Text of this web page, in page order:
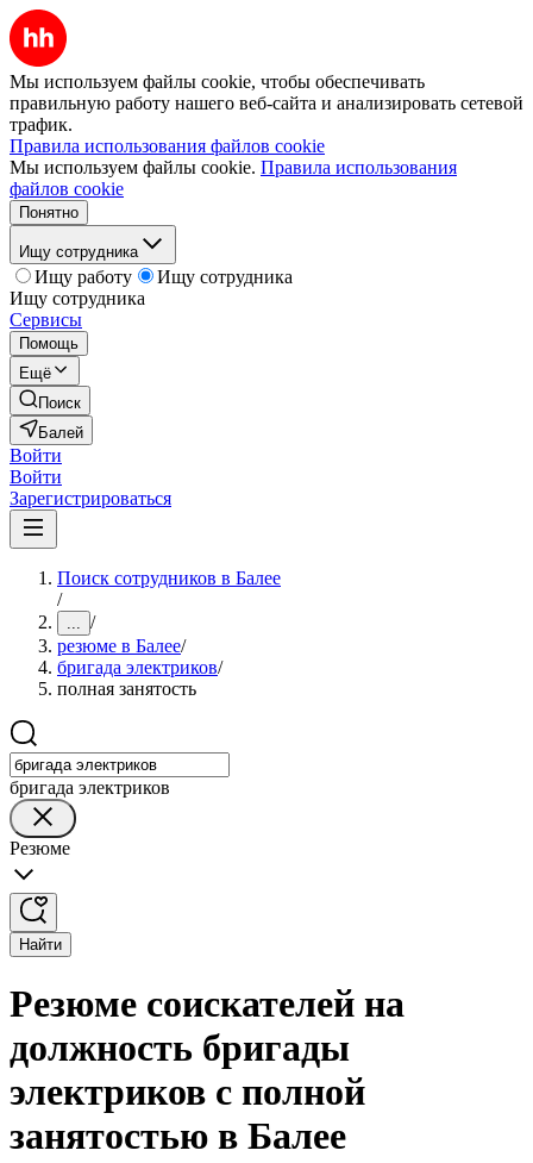
Мы используем файлы cookie, чтобы обеспечивать
правильную работу нашего веб-сайта и анализировать сетевой
трафик.
Правила использования файлов cookie
Мы используем файлы cookie. Правила использования
файлов cookie
Понятно
Ищу сотрудника
Ищу работу
Ищу сотрудника
Ищу сотрудника
Сервисы
Помощь
Ещё
Поиск
Балей
Войти
Войти
Зарегистрироваться
Поиск сотрудников в Балее
/
... /
резюме в Балее/
бригада электриков/
полная занятость
бригада электриков
Резюме
Найти
Резюме соискателей на
должность бригады
электриков с полной
занятостью в Балее